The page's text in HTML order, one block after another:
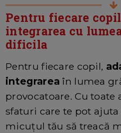
Pentru fiecare
integrarea cu
dificila
Pentru fiecare copil,
integrareaîn lumea
provocatoare. Cu toate
sfaturi care te pot
micuțul tău să treacă